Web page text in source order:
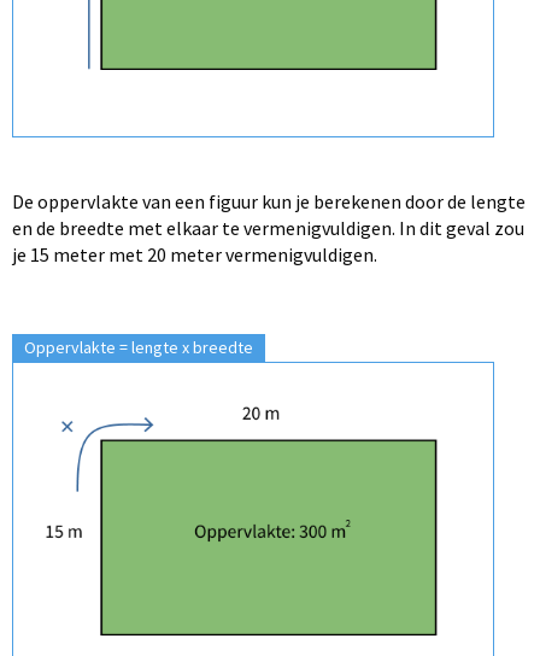
De oppervlakte van een figuur kun je berekenen door de lengte
en de breedte met elkaar te vermenigvuldigen. In dit geval zou
je 15 meter met 20 meter vermenigvuldigen.
Oppervlakte = lengte x breedte